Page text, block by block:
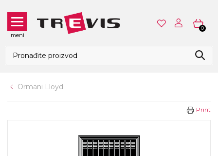
meni
0
Ormani Lloyd
Print